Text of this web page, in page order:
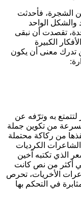
الشجرة، فأحدثت
الواحد
تقصدت أن نبقى
الكبيرة
تدرك معنى أن يكون
به وترّفه عن
من تكوين جملة
من ركاكة محتملة
الكرديات
الذي تكتبه آخين
في أكثر من نص كانت
الأخريات، تحرص
في التحكم بها